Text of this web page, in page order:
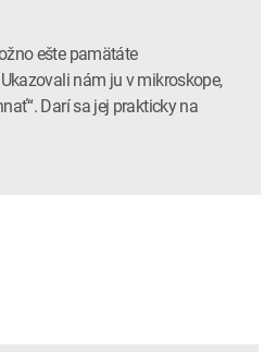
ešte pamätáte
nám ju v mikroskope,
Darí sa jej prakticky na